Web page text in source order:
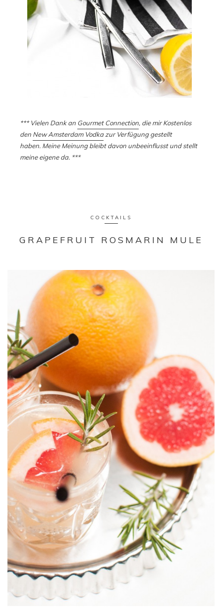
*** Vielen Dank an Gourmet Connection, die mir Kostenlos
den New Amsterdam Vodkazur Verfügung gestellt
haben. Meine Meinung bleibt davon unbeeinflusst und stellt
meine eigene da. ***
COCKTAILS
GRAPEFRUIT ROSMARIN MULE